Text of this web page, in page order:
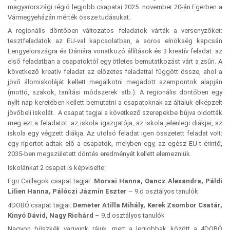
magyarországi régió legjobb csapatai 2025. november 20-án Egerben a
Vármegyeházán mérték össze tudásukat.
A regionális döntőben változatos feladatok várták a versenyzőket:
tesztfeladatok az EU-val kapcsolatban, a soros elnökség kapcsán
Lengyelországra és Dániára vonatkozó állítások és 3 kreatív feladat: az
első feladatban a csapatoktól egy ötletes bemutatkozást várt a zsűri. A
következő kreatív feladat az előzetes feladattal függött össze, ahol a
jövő álomiskoláját kellett megalkotni megadott szempontok alapján
(mottó, szakok, tanítási módszerek stb.). A regionális döntőben egy
nyílt nap keretében kellett bemutatni a csapatoknak az általuk elképzelt
jövőbeli iskolát. A csapat tagjai a következő szerepekbe bújva oldották
meg ezt a feladatot: az iskola igazgatója, az iskola jelenlegi diákjai, az
iskola egy végzett diákja. Az utolsó feladat igen összetett feladat volt:
egy riportot adtak elő a csapatok, melyben egy, az egész EU-t érintő,
2035-ben megszületett döntés eredményét kellett elemezniük.
Iskolánkat 2 csapat is képviselte:
Egri Csillagok csapat tagjai: Morvai Hanna, Oancz Alexandra, Páldi
Lilien Hanna, Pálóczi Jázmin Eszter – 9.d osztályos tanulók
4DOBÓ csapat tagjai: Demeter Atilla Mihály, Kerek Zsombor Csatár,
Kinyó Dávid, Nagy Richárd – 9.d osztályos tanulók